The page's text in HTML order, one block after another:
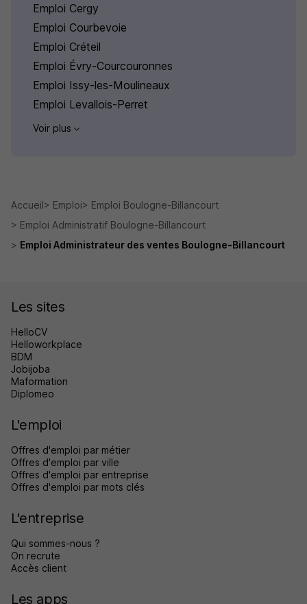
Emploi Cergy
Emploi Courbevoie
Emploi Créteil
Emploi Évry-Courcouronnes
Emploi Issy-les-Moulineaux
Emploi Levallois-Perret
Voir plus
Accueil Emploi
Emploi Boulogne-Billancourt
Emploi Administratif Boulogne-Billancourt
Emploi Administrateur des ventes Boulogne-Billancourt
Les sites
HelloCV
Helloworkplace
BDM
Jobijoba
Maformation
Diplomeo
L'emploi
Offres d'emploi par métier
Offres d'emploi par ville
Offres d'emploi par entreprise
Offres d'emploi par mots clés
L'entreprise
Qui sommes-nous ?
On recrute
Accès client
Les apps